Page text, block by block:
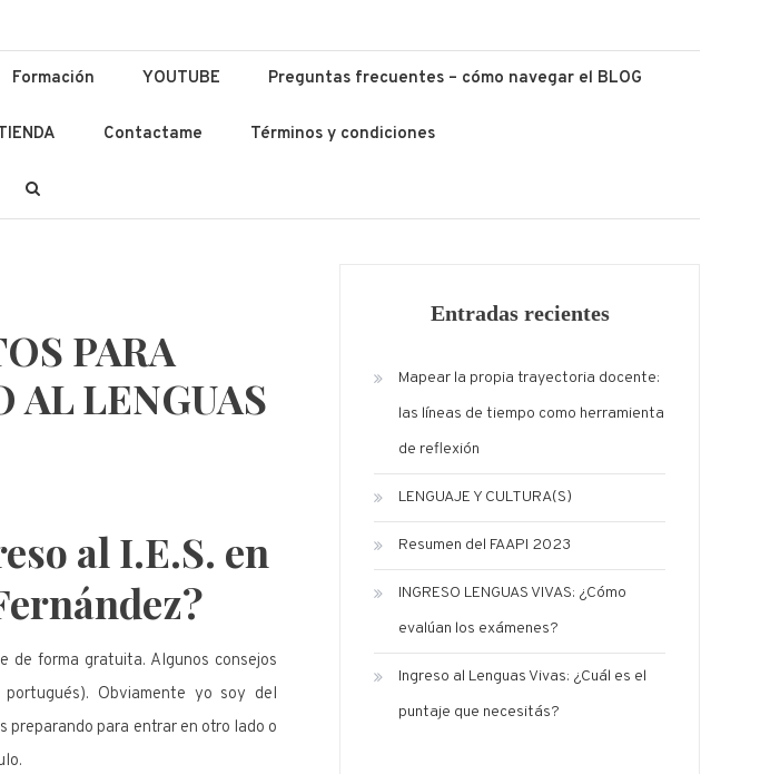
Formación YOUTUBE Preguntas frecuentes – cómo navegar el BLOG
Contactame Términos y condiciones
PARA
AL LENGUAS
al I.E.S. en
de forma gratuita. Algunos consejos
Obviamente yo soy del
preparando para entrar en otro lado o
Entradas recientes
Mapear la propia trayectoria docente:
las líneas de tiempo como herramienta
de reflexión
LENGUAJE Y CULTURA(S)
Resumen del FAAPI 2023
INGRESO LENGUAS VIVAS: ¿Cómo
evalúan los exámenes?
Ingreso al Lenguas Vivas: ¿Cuál es el
puntaje que necesitás?